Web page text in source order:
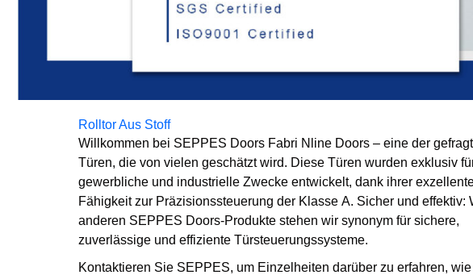
Rolltor Aus Stoff
Willkommen bei SEPPES Doors Fabri Nline Doors – eine der
Türen, die von vielen geschätzt wird. Diese Türen wurden exklusiv
gewerbliche und industrielle Zwecke entwickelt, dank ihrer
Fähigkeit zur Präzisionssteuerung der Klasse A. Sicher und effektiv:
anderen SEPPES Doors-Produkte stehen wir synonym für sichere,
zuverlässige und effiziente Türsteuerungssysteme.
Kontaktieren Sie SEPPES, um Einzelheiten darüber zu erfahren,